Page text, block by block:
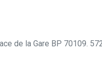
de la Gare BP 70109.